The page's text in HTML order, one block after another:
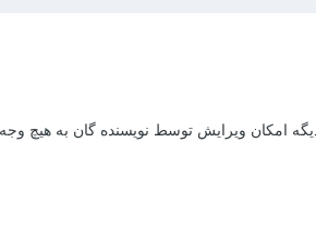
امکان ویرایش توسط نویسنده گان به هیچ